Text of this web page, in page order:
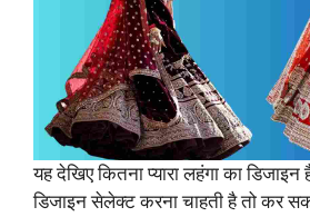
यह देखिए कितना प्यारा लहंगा का
डिजाइन सेलेक्ट करना चाहती है तो कर